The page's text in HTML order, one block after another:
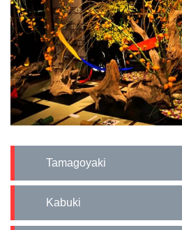
Tamagoyaki
Kabuki